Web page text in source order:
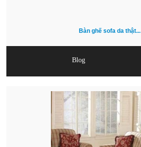
Bàn ghế sofa da thật...
Blog